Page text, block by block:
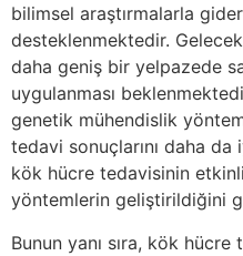
bilimsel araştırmalarla
desteklenmektedir.
daha geniş bir yelpazede
uygulanması
genetik mühendislik
tedavi sonuçlarını daha da
kök hücre tedavisinin
yöntemlerin geliştirildiğini
Bunun yanı sıra, kök hücre